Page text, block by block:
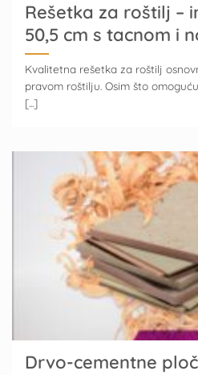
Rešetka za roštilj –
50,5 cm s tacnom i
Kvalitetna rešetka za roštilj
pravom roštilju. Osim što
[...]
Drvo-cementne